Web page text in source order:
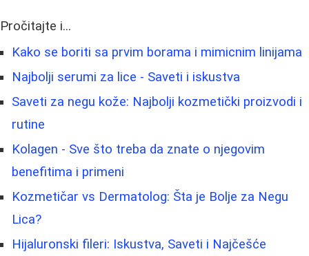
Pročitajte i...
Kako se boriti sa prvim borama i mimicnim linijama
Najbolji serumi za lice - Saveti i iskustva
Saveti za negu kože: Najbolji kozmetički proizvodi i
rutine
Kolagen - Sve što treba da znate o njegovim
benefitima i primeni
Kozmetičar vs Dermatolog: Šta je Bolje za Negu
Lica?
Hijaluronski fileri: Iskustva, Saveti i Najčešće